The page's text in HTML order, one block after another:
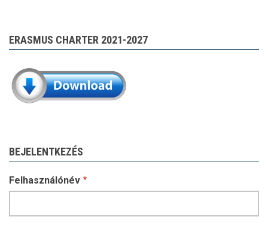
ERASMUS CHARTER 2021-2027
BEJELENTKEZÉS
Felhasználónév